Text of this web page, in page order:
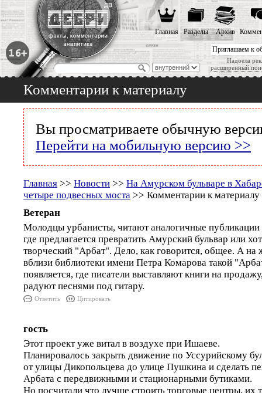
Приглашаем к
Надоела
расширенный
Главная Разделы Архив
Комментарии к материалу
Вы просматриваете обычную
Перейти на мобильную версию >>
Главная >> Новости >> На Амурском бульваре в
четыре подвесных моста >> Комментарии к материалу
Ветеран
Молодцы урбанисты, читают аналогичные
где предлагается превратить Амурский бульвар или
творческий "Арбат". Дело, как говорится, общее. А на
вблизи библиотеки имени Петра Комарова такой
появляется, где писатели выставляют книги на
радуют песнями под гитару.
Ответить Цитировать
гость
Этот проект уже витал в воздухе при Ишаеве.
Планировалось закрыть движение по Уссурийскому
от улицы Дикопольцева до улице Пушкина и сделать
Арбата с передвижными и стационарными бутиками.
Но посчитали что лучше строить торговые центры, их